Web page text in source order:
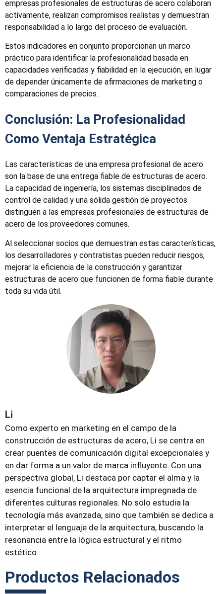
empresas profesionales de estructuras de acero colaboran
activamente, realizan compromisos realistas y demuestran
responsabilidad a lo largo del proceso de evaluación.
Estos indicadores en conjunto proporcionan un marco
práctico para identificar la profesionalidad basada en
capacidades verificadas y fiabilidad en la ejecución, en lugar
de depender únicamente de afirmaciones de marketing o
comparaciones de precios.
Conclusión: La Profesionalidad
Como Ventaja Estratégica
Las características de una empresa profesional de acero
son la base de una entrega fiable de estructuras de acero.
La capacidad de ingeniería, los sistemas disciplinados de
control de calidad y una sólida gestión de proyectos
distinguen a las empresas profesionales de estructuras de
acero de los proveedores comunes.
Al seleccionar socios que demuestran estas características,
los desarrolladores y contratistas pueden reducir riesgos,
mejorar la eficiencia de la construcción y garantizar
estructuras de acero que funcionen de forma fiable durante
toda su vida útil.
Li
Como experto en marketing en el campo de la
construcción de estructuras de acero, Li se centra en
crear puentes de comunicación digital excepcionales y
en dar forma a un valor de marca influyente. Con una
perspectiva global, Li destaca por captar el alma y la
esencia funcional de la arquitectura impregnada de
diferentes culturas regionales. No solo estudia la
tecnología más avanzada, sino que también se dedica a
interpretar el lenguaje de la arquitectura, buscando la
resonancia entre la lógica estructural y el ritmo
estético.
Productos Relacionados